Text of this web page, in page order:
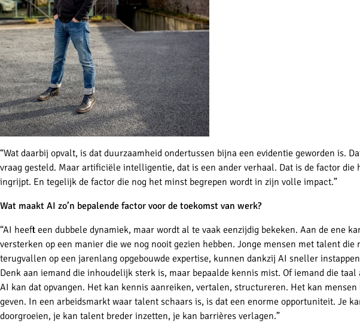
“Wat daarbij opvalt, is dat duurzaamheid ondertussen bijna een evidentie geworden is.
vraag gesteld. Maar artificiële intelligentie, dat is een ander verhaal. Dat is de factor die
ingrijpt. En tegelijk de factor die nog het minst begrepen wordt in zijn volle impact.”
Wat maakt AI zo’n bepalende factor voor de toekomst van werk?
“AI heeft een dubbele dynamiek, maar wordt al te vaak eenzijdig bekeken. Aan de ene
versterken op een manier die we nog nooit gezien hebben. Jonge mensen met talent die
terugvallen op een jarenlang opgebouwde expertise, kunnen dankzij AI sneller
Denk aan iemand die inhoudelijk sterk is, maar bepaalde kennis mist. Of iemand die
AI kan dat opvangen. Het kan kennis aanreiken, vertalen, structureren. Het kan
geven. In een arbeidsmarkt waar talent schaars is, is dat een enorme opportuniteit. Je
doorgroeien, je kan talent breder inzetten, je kan barrières verlagen.”